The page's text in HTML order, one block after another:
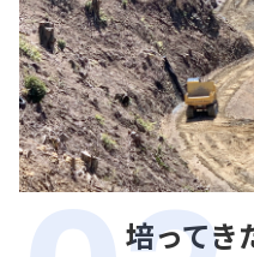
培ってき